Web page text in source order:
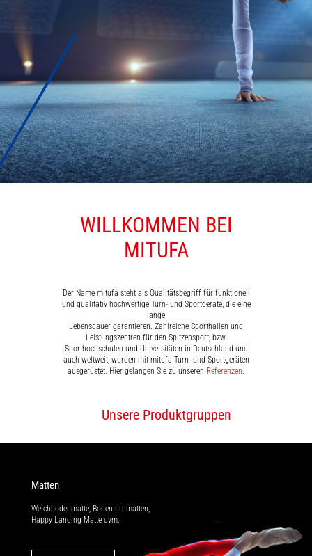
MATTEN
WILLKOMMEN BEI
MITUFA
Der Name mitufa steht als Qualitätsbegriff für funktionell
und qualitativ hochwertige Turn- und Sportgeräte, die eine
lange
Lebensdauer garantieren. Zahlreiche Sporthallen und
Leistungszentren für den Spitzensport, bzw.
Sporthochschulen und Universitäten in Deutschland und
auch weltweit, wurden mit mitufa Turn- und Sportgeräten
ausgerüstet. Hier gelangen Sie zu unseren Referenzen
Unsere Produktgruppen
Matten
Weichbodenmatte, Bodenturnmatten,
Happy Landing Matte uvm.